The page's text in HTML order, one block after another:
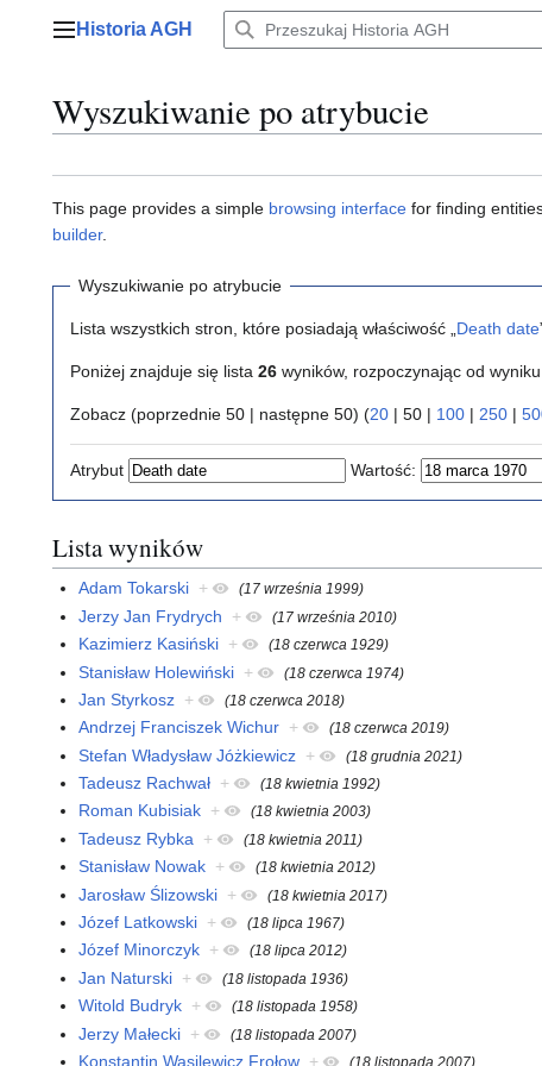
Menu główne
Historia AGH
Wyszukiwanie po atrybucie
This page provides a simple browsing interface for finding
builder.
Wyszukiwanie po atrybucie
Lista wszystkich stron, które posiadają właściwość „ Death date
Poniżej znajduje się lista 26 wyników, rozpoczynając od
Zobacz (poprzednie 50 | następne 50) (20 | 50 | 100 | 250 |
Atrybut Wartość:
Lista wyników
Adam Tokarski + (17 września 1999)
Jerzy Jan Frydrych + (17 września 2010)
Kazimierz Kasiński + (18 czerwca 1929)
Stanisław Holewiński + (18 czerwca 1974)
Jan Styrkosz + (18 czerwca 2018)
Andrzej Franciszek Wichur + (18 czerwca 2019)
Stefan Władysław Jóżkiewicz + (18 grudnia 2021)
Tadeusz Rachwał + (18 kwietnia 1992)
Roman Kubisiak + (18 kwietnia 2003)
Tadeusz Rybka + (18 kwietnia 2011)
Stanisław Nowak + (18 kwietnia 2012)
Jarosław Ślizowski + (18 kwietnia 2017)
Józef Latkowski + (18 lipca 1967)
Józef Minorczyk + (18 lipca 2012)
Jan Naturski + (18 listopada 1936)
Witold Budryk + (18 listopada 1958)
Jerzy Małecki + (18 listopada 2007)
Konstantin Wasilewicz Frołow + (18 listopada 2007)